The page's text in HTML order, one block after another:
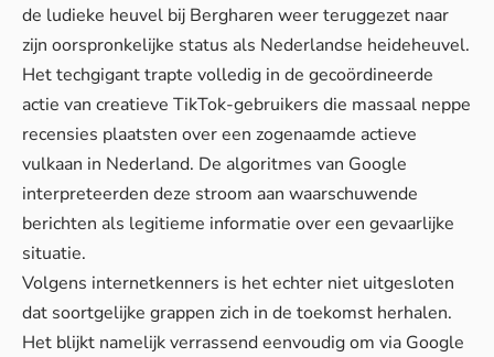
de ludieke heuvel bij Bergharen weer teruggezet naar
zijn oorspronkelijke status als Nederlandse heideheuvel.
Het techgigant trapte volledig in de gecoördineerde
actie van creatieve TikTok-gebruikers die massaal neppe
recensies plaatsten over een zogenaamde actieve
vulkaan in Nederland. De algoritmes van Google
interpreteerden deze stroom aan waarschuwende
berichten als legitieme informatie over een gevaarlijke
situatie.
Volgens internetkenners is het echter niet uitgesloten
dat soortgelijke grappen zich in de toekomst herhalen.
Het blijkt namelijk verrassend eenvoudig om via Google